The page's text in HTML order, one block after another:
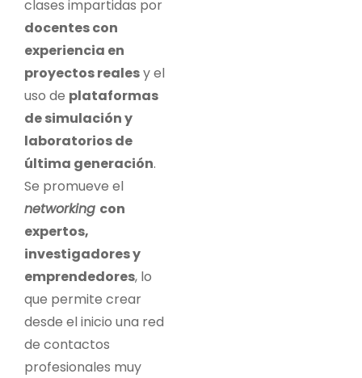
clases impartidas por
docentes con
experiencia en
proyectos realesy el
uso de plataformas
de simulación y
laboratorios de
última generación.
Se promueve el
networking con
expertos,
investigadores y
emprendedores, lo
que permite crear
desde el inicio una red
de contactos
profesionales muy